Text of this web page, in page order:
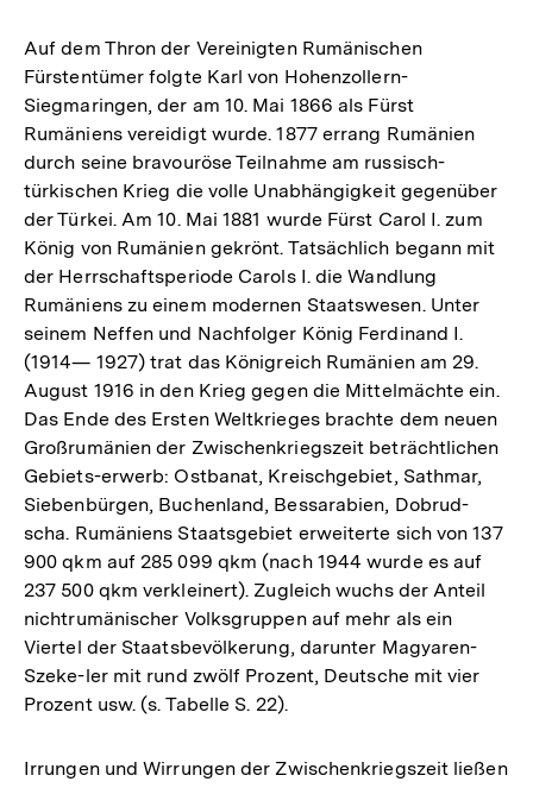
Auf dem Thron der Vereinigten Rumänischen
Fürstentümer folgte Karl von Hohenzollern-
Siegmaringen, der am 10. Mai 1866 als Fürst
Rumäniens vereidigt wurde. 1877 errang Rumänien
durch seine bravouröse Teilnahme am russisch-
türkischen Krieg die volle Unabhängigkeit gegenüber
der Türkei. Am 10. Mai 1881 wurde Fürst Carol I. zum
König von Rumänien gekrönt. Tatsächlich begann mit
der Herrschaftsperiode Carols I. die Wandlung
Rumäniens zu einem modernen Staatswesen. Unter
seinem Neffen und Nachfolger König Ferdinand I.
(1914— 1927) trat das Königreich Rumänien am 29.
August 1916 in den Krieg gegen die Mittelmächte ein.
Das Ende des Ersten Weltkrieges brachte dem neuen
Großrumänien der Zwischenkriegszeit beträchtlichen
Gebiets-erwerb: Ostbanat, Kreischgebiet, Sathmar,
Siebenbürgen, Buchenland, Bessarabien, Dobrud-
scha. Rumäniens Staatsgebiet erweiterte sich von 137
900 qkm auf 285 099 qkm (nach 1944 wurde es auf
237 500 qkm verkleinert). Zugleich wuchs der Anteil
nichtrumänischer Volksgruppen auf mehr als ein
Viertel der Staatsbevölkerung, darunter Magyaren-
Szeke-ler mit rund zwölf Prozent, Deutsche mit vier
Prozent usw. (s. Tabelle S. 22).
Irrungen und Wirrungen der Zwischenkriegszeit ließen